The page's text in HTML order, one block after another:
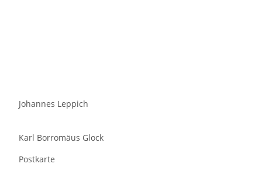
Johannes Leppich
Karl Borromäus Glock
Postkarte